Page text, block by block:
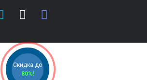
Скидка до
80%!